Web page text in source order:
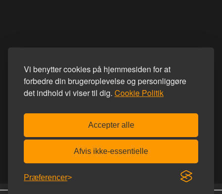
Vi benytter cookies på hjemmesiden for at
forbedre din brugeroplevelse og personliggøre
det indhold vi viser til dig. Cookie Politik
Accepter alle
Afvis ikke-essentielle
Præferencer